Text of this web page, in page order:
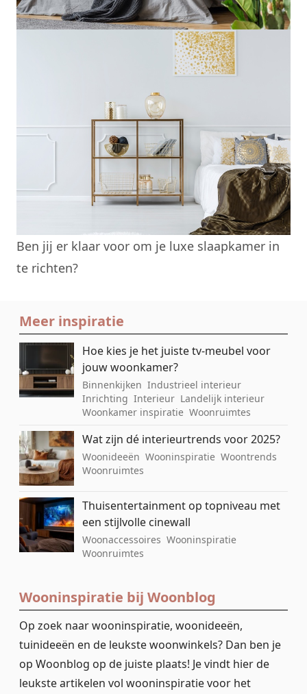
Ben jij er klaar voor om je luxe slaapkamer in
te richten?
Meer inspiratie
Hoe kies je het juiste tv-meubel voor
jouw woonkamer?
Binnenkijken Industrieel interieur
Inrichting Interieur Landelijk interieur
Woonkamer inspiratie Woonruimtes
Wat zijn dé interieurtrends voor 2025?
Woonideeën Wooninspiratie Woontrends
Woonruimtes
Thuisentertainment op topniveau met
een stijlvolle cinewall
Woonaccessoires Wooninspiratie
Woonruimtes
Wooninspiratie bij Woonblog
Op zoek naar wooninspiratie, woonideeën,
tuinideeën en de leukste woonwinkels? Dan ben je
op Woonblog op de juiste plaats! Je vindt hier de
leukste artikelen vol wooninspiratie voor het